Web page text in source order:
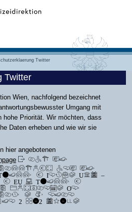
Twitter
Twitter
Wien, nachfolgend bezeichnet
Umgang mit
hohe Priorität. Wir möchten, dass
Daten erheben und wie wir sie
hier angebotenen
auf die
und die
Inc., USA –
EU - Twitter
One
Fenian
2 D02 AX07,